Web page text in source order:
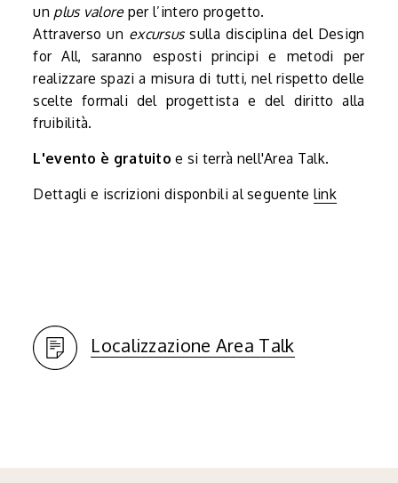
un plus valoreper l’intero progetto.
Attraverso un excursussulla disciplina del Design
for All, saranno esposti principi e metodi per
realizzare spazi a misura di tutti, nel rispetto delle
scelte formali del progettista e del diritto alla
fruibilità.
L'evento è gratuito e si terrà nell'Area Talk.
Dettagli e iscrizioni disponbili al seguente link
Localizzazione Area Talk